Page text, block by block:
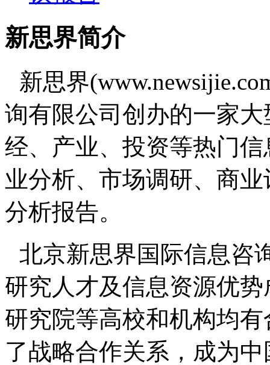
新思界简介
新思界
询有限公司创办的一家
经、产业、投资等热门
业分析、市场调研、商
分析报告。
北京新思界国际信息咨
研究人才及信息资源优
研究院等高校和机构均
了战略合作关系，成为